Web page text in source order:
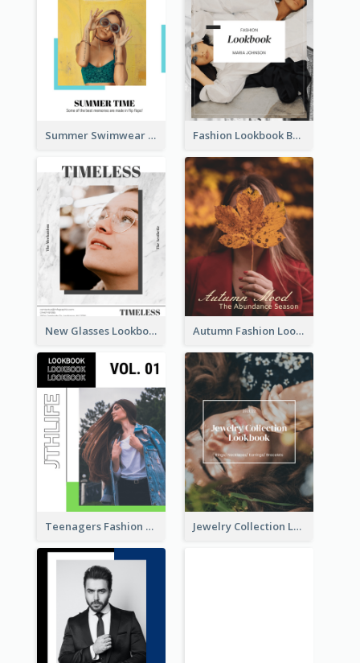
Summer Swimwear Lookbook Fashion Lookbook Business Portfolio
New Glasses Lookbook Autumn Fashion Lookbook
Teenagers Fashion Lookbook Jewelry Collection Lookbook